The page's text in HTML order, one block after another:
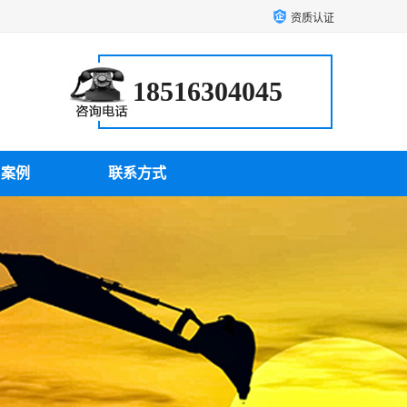
资质认证
18516304045
例 联系方式